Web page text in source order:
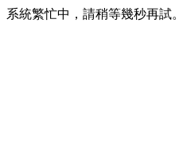
系統繁忙中，請稍等幾秒再試。